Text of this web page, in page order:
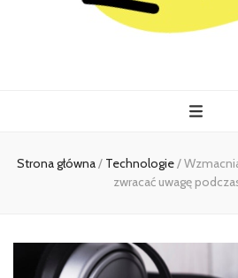
Strona główna/ Technologie/
zwracać uwagę